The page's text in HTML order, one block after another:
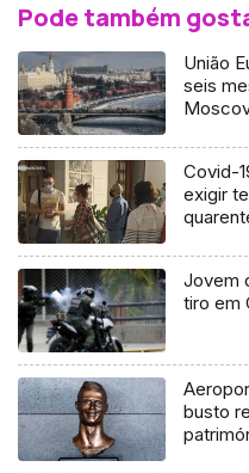
Pode também
União
seis
Covid-
exigir
Jovem
tiro em
busto